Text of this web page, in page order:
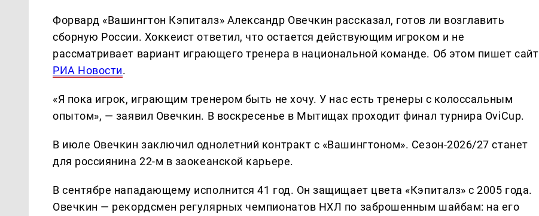
Форвард «Вашингтон Кэпиталз» Александр Овечкин рассказал, готов ли возглавить
сборную России. Хоккеист ответил, что остается действующим игроком и не
рассматривает вариант играющего тренера в национальной команде. Об этом пишет сайт
РИА Новости.
«Я пока игрок, играющим тренером быть не хочу. У нас есть тренеры с колоссальным
опытом», — заявил Овечкин. В воскресенье в Мытищах проходит финал турнира OviCup.
В июле Овечкин заключил однолетний контракт с «Вашингтоном». Сезон-2026/27 станет
для россиянина 22-м в заокеанской карьере.
В сентябре нападающему исполнится 41 год. Он защищает цвета «Кэпиталз» с 2005 года.
Овечкин — рекордсмен регулярных чемпионатов НХЛ по заброшенным шайбам: на его